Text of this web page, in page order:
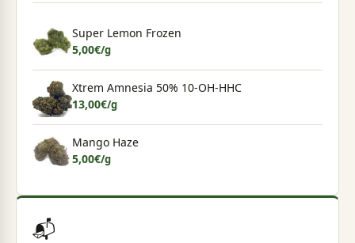
Super Lemon Frozen
5,00€/g
Xtrem Amnesia 50% 10-OH-HHC
13,00€/g
Mango Haze
5,00€/g
📬